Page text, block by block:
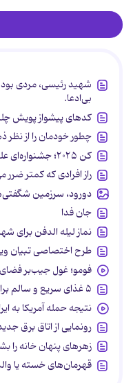
شهید رئیسی، مردی
بی‌ادعا.
کدهای پیشواز پویش
چطور خودمان را از نظر ذهنی ۳۸ برابر
کن ۲۰۲۵؛ جشنواره‌ای علیه خانواده
راز افرادی که کمتر ضرر
دورود، سرزمین
جان فدا
نماز لیله الدفن برای
طرح اختصاصی تبیان
فومو؛ غول جیب‌بر
۵ غذای سریع و سالم برای طبیعت‌گردی
نتیجه حمله آمریکا به
رونمایی از اتاق برق
زهرهای پنهان خانه را
قهرمان‌های خسته یا